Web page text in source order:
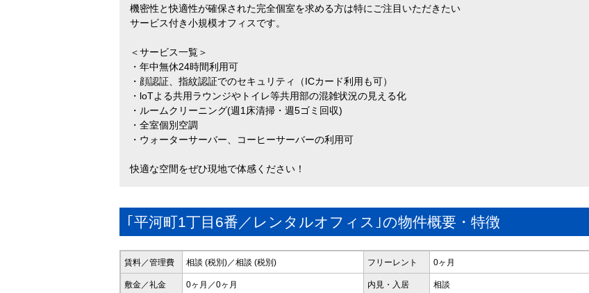
機密性と快適性が確保された完全個室を求める方は特にご注目いただきたい
サービス付き小規模オフィスです。
＜サービス一覧＞
・年中無休24時間利用可
・顔認証、指紋認証でのセキュリティ（ICカード利用も可）
・loTよる共用ラウンジやトイレ等共用部の混雑状況の見える化
・ルームクリーニング(週1床清掃・週5ゴミ回収)
・全室個別空調
・ウォーターサーバー、コーヒーサーバーの利用可
快適な空間をぜひ現地で体感ください！
｢平河町1丁目6番／レンタルオフィス｣の物件概要・特徴
賃料／管理費 相談 (税別)／相談 (税別) フリーレント 0ヶ月
敷金／礼金 0ヶ月／0ヶ月 内見・入居 相談